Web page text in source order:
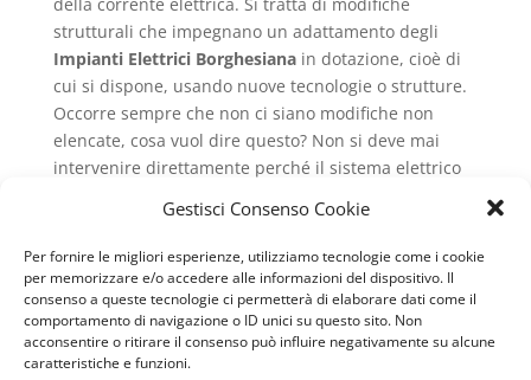
Gestisci Consenso Cookie
Per fornire le migliori esperienze, utilizziamo tecnologie come i cookie
per memorizzare e/o accedere alle informazioni del dispositivo. Il
consenso a queste tecnologie ci permetterà di elaborare dati come il
comportamento di navigazione o ID unici su questo sito. Non
acconsentire o ritirare il consenso può influire negativamente su alcune
caratteristiche e funzioni.
della corrente elettrica. Si tratta di modifiche
strutturali che impegnano un adattamento degli
Impianti Elettrici Borghesianain dotazione, cioè di
cui si dispone, usando nuove tecnologie o strutture.
Occorre sempre che non ci siano modifiche non
elencate, cosa vuol dire questo? Non si deve mai
intervenire direttamente perché il sistema elettrico
dichiarare la potenza di Tensione che si desidera
avere o che si ha.
Impianti Elettrici
Borghesianaobsoleti
Una caratteristica che ritroviamo in case vecchie,